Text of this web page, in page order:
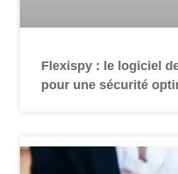
Flexispy : le logiciel
pour une sécurité